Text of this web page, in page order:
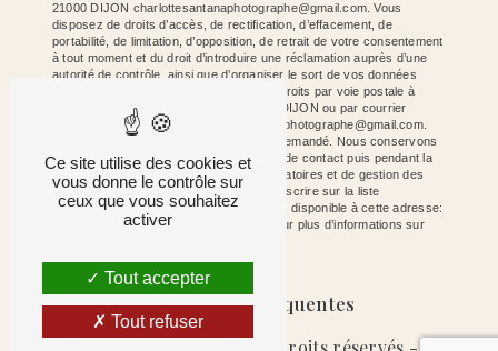
21000 DIJON charlottesantanaphotographe@gmail.com. Vous
disposez de droits d’accès, de rectification, d’effacement, de
portabilité, de limitation, d’opposition, de retrait de votre consentement
à tout moment et du droit d’introduire une réclamation auprès d’une
autorité de contrôle, ainsi que d’organiser le sort de vos données
post-mortem. Vous pouvez exercer ces droits par voie postale à
l'adresse 20 Pl De La République 21000 DIJON ou par courrier
électronique à l'adresse charlottesantanaphotographe@gmail.com.
Un justificatif d'identité pourra vous être demandé. Nous conservons
vos données pendant la période de prise de contact puis pendant la
durée de prescription légale aux fins probatoires et de gestion des
contentieux. Vous avez le droit de vous inscrire sur la liste
d'opposition au démarchage téléphonique, disponible à cette adresse:
Bloctel.gouv.fr. Consultez le site cnil.fr pour plus d’informations sur
Recherches fréquentes
Ce site utilise des cookies et
vous donne le contrôle sur
ceux que vous souhaitez
activer
Tout accepter
Tout refuser